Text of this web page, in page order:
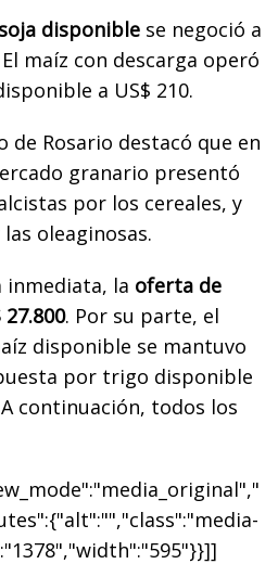
soja disponible se negoció a
maíz con descarga operó
a US$ 210.
de Rosario destacó que en
granario presentó
por los cereales, y
oleaginosas.
inmediata, la oferta de
. Por su parte, el
disponible se mantuvo
por trigo disponible
continuación, todos los